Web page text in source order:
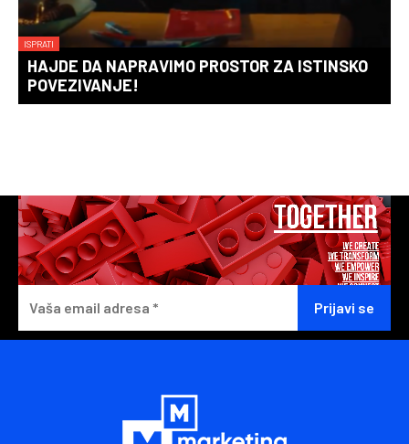
ISPRATI
HAJDE DA NAPRAVIMO PROSTOR ZA ISTINSKO
POVEZIVANJE!